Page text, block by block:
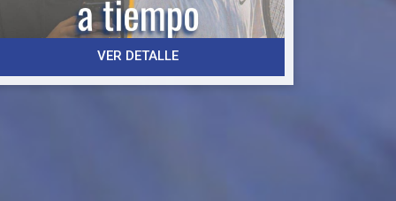
forms.gle/zqjcCQUTTYqPp6D76
VER DETALLE